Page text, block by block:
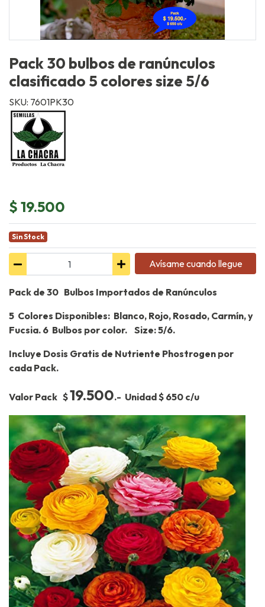
Pack 30 bulbos de ranúnculos
clasificado 5 colores size 5/6
SKU: 7601PK30
$ 19.500
Sin Stock
Avísame cuando llegue
Pack de 30 Bulbos Importados de Ranúnculos
5 Colores Disponibles: Blanco, Rojo, Rosado, Carmín, y
Fucsia. 6 Bulbos por color. Size: 5/6.
Incluye Dosis Gratis de Nutriente Phostrogen por
cada Pack.
Valor Pack $19.500.- Unidad $ 650 c/u